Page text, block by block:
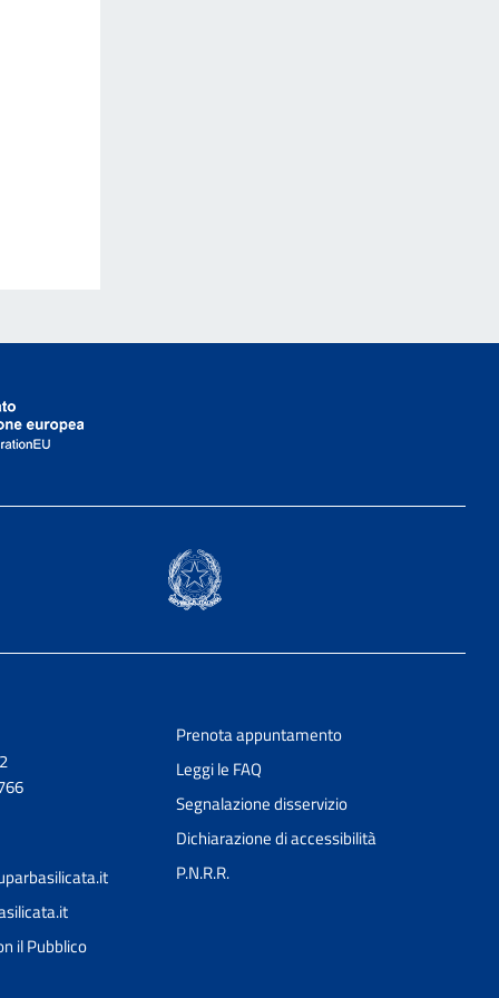
il Pubblico
Prenota appuntamento
Leggi le FAQ
Segnalazione disservizio
Dichiarazione di accessibilità
P.N.R.R.